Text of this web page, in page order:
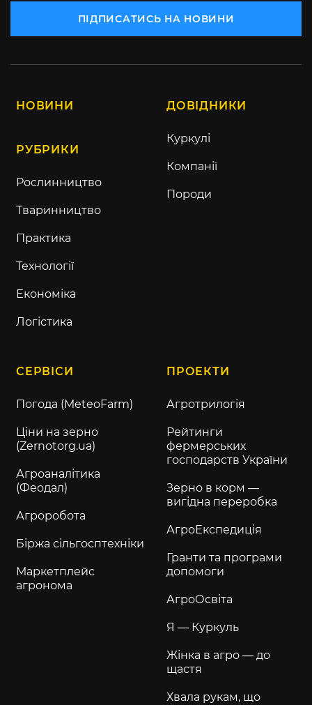
ПІДПИСАТИСЬ НА НОВИНИ
НОВИНИ
РУБРИКИ
Рослинництво
Тваринництво
Практика
Технології
Економіка
Логістика
ДОВІДНИКИ
Куркулі
Компанії
Породи
СЕРВІСИ
Погода (MeteoFarm)
Ціни на зерно
(Zernotorg.ua)
Агроаналітика
(Феодал)
Агроробота
Біржа сільгосптехніки
Маркетплейс
агронома
ПРОЕКТИ
Агротрилогія
Рейтинги
фермерських
господарств України
Зерно в корм —
вигідна переробка
АгроЕкспедиція
Гранти та програми
допомоги
АгроОсвіта
Я — Куркуль
Жінка в агро — до
щастя
Хвала рукам, що